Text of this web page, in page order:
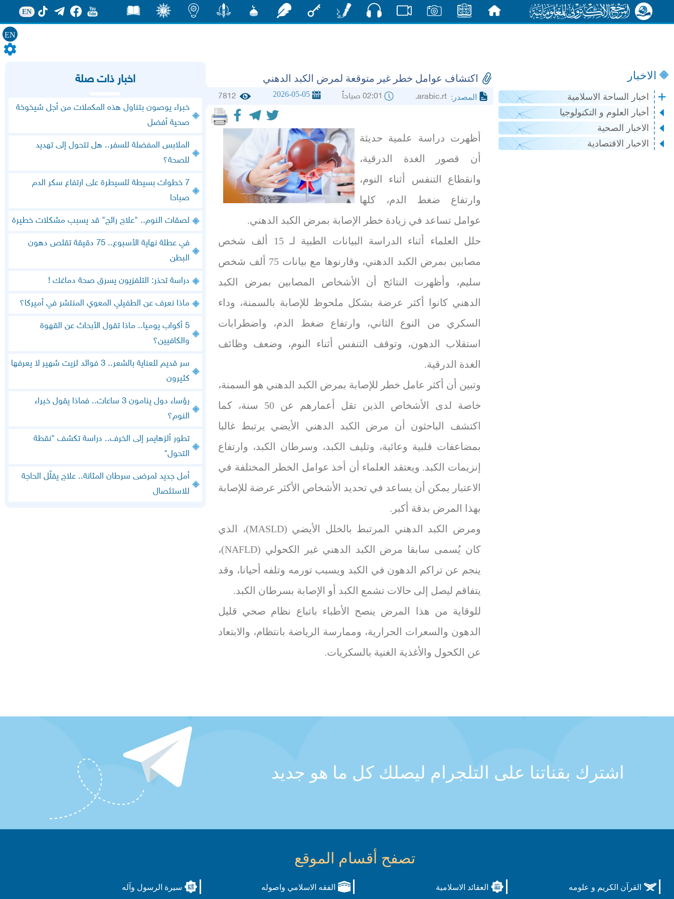
EN
EN
الاخبار
اخبار الساحة الاسلامية
أخبار العلوم و التكنولوجيا
الاخبار الصحية
الاخبار الاقتصادية
اكتشاف عوامل خطر غير متوقعة لمرض الكبد الدهني
المصدر: 02:01 صباحاً 2026-05-05
7812
أظهرت دراسة علمية حديثة
أن قصور الغدة الدرقية،
وانقطاع التنفس أثناء النوم،
وارتفاع ضغط الدم، كلها
عوامل تساعد في زيادة خطر الإصابة بمرض الكبد الدهني.
حلل العلماء أثناء الدراسة البيانات الطبية لـ 15 ألف شخص
مصابين بمرض الكبد الدهني، وقارنوها مع بيانات 75 ألف شخص
سليم، وأظهرت النتائج أن الأشخاص المصابين بمرض الكبد
الدهني كانوا أكثر عرضة بشكل ملحوظ للإصابة بالسمنة، وداء
السكري من النوع الثاني، وارتفاع ضغط الدم، واضطرابات
استقلاب الدهون، وتوقف التنفس أثناء النوم، وضعف وظائف
الغدة الدرقية.
وتبين أن أكثر عامل خطر للإصابة بمرض الكبد الدهني هو السمنة،
خاصة لدى الأشخاص الذين تقل أعمارهم عن 50 سنة، كما
اكتشف الباحثون أن مرض الكبد الدهني الأيضي يرتبط غالبا
بمضاعفات قلبية وعائية، وتليف الكبد، وسرطان الكبد، وارتفاع
إنزيمات الكبد. ويعتقد العلماء أن أخذ عوامل الخطر المختلفة في
الاعتبار يمكن أن يساعد في تحديد الأشخاص الأكثر عرضة للإصابة
بهذا المرض بدقة أكبر.
ومرض الكبد الدهني المرتبط بالخلل الأيضي (MASLD)، الذي
كان يُسمى سابقا مرض الكبد الدهني غير الكحولي (NAFLD)،
ينجم عن تراكم الدهون في الكبد ويسبب تورمه وتلفه أحيانا، وقد
يتفاقم ليصل إلى حالات تشمع الكبد أو الإصابة بسرطان الكبد.
للوقاية من هذا المرض ينصح الأطباء باتباع نظام صحي قليل
الدهون والسعرات الحرارية، وممارسة الرياضة بانتظام، والابتعاد
عن الكحول والأغذية الغنية بالسكريات.
اخبار ذات صلة
خبراء يوصون بتناول هذه المكملات من أجل شيخوخة
صحية أفضل
الملابس المفضلة للسفر.. هل تتحول إلى تهديد
للصحة؟
7 خطوات بسيطة للسيطرة على ارتفاع سكر الدم
صباحا
لصقات النوم.. "علاج رائج" قد يسبب مشكلات خطيرة
في عطلة نهاية الأسبوع.. 75 دقيقة تقلص دهون
البطن
دراسة تحذر: التلفزيون يسرق صحة دماغك !
ماذا نعرف عن الطفيلي المعوي المنتشر في أميركا؟
5 أكواب يوميا.. ماذا تقول الأبحاث عن القهوة
والكافيين؟
سر قديم للعناية بالشعر.. 3 فوائد لزيت شهير لا يعرفها
كثيرون
رؤساء دول ينامون 3 ساعات.. فماذا يقول خبراء
النوم؟
تطور ألزهايمر إلى الخرف.. دراسة تكشف "نقطة
التحول"
أمل جديد لمرضى سرطان المثانة.. علاج يقلّل الحاجة
للاستئصال
اشترك بقناتنا على التلجرام ليصلك كل ما هو جديد
تصفح أقسام الموقع
القرآن الكريم و علومه العقائد الاسلامية الفقه الاسلامي واصوله سيرة الرسول وآله